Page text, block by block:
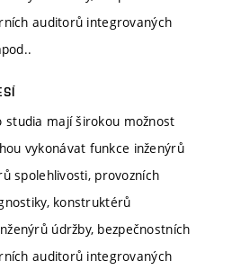
auditorů integrovaných
mají širokou možnost
vykonávat funkce inženýrů
spolehlivosti, provozních
konstruktérů
údržby, bezpečnostních
auditorů integrovaných